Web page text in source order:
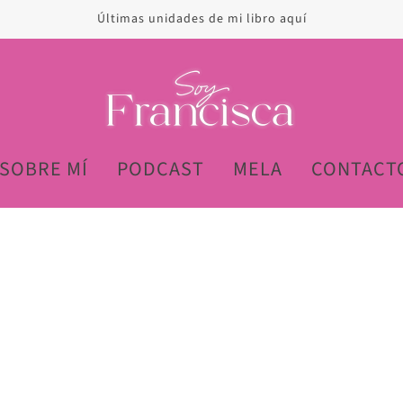
Últimas unidades de mi libro aquí
SOBRE MÍ PODCAST MELA